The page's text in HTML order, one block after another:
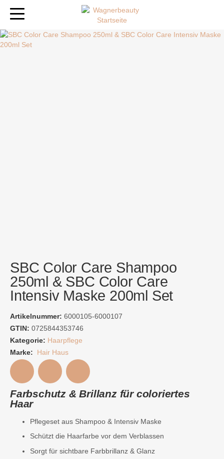
SBC Color Care Shampoo
250ml & SBC Color Care
Intensiv Maske 200ml Set
Artikelnummer: 6000105-6000107
GTIN: 0725844353746
Kategorie: Haarpflege
Marke:
Hair Haus
Farbschutz & Brillanz für coloriertes
Haar
Pflegeset aus Shampoo & Intensiv Maske
Schützt die Haarfarbe vor dem Verblassen
Sorgt für sichtbare Farbbrillanz & Glanz